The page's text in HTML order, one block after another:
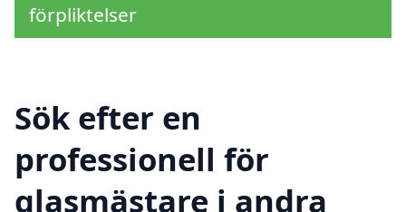
förpliktelser
Sök efter en
professionell för
glasmästare i andra